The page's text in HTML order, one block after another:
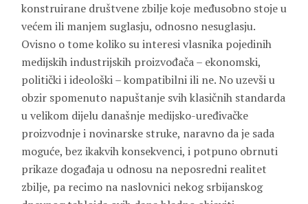
konstruirane društvene zbilje koje međusobno stoje u
većem ili manjem suglasju, odnosno nesuglasju.
Ovisno o tome koliko su interesi vlasnika pojedinih
medijskih industrijskih proizvođača – ekonomski,
politički i ideološki – kompatibilni ili ne. No uzevši u
obzir spomenuto napuštanje svih klasičnih standarda
u velikom dijelu današnje medijsko-uređivačke
proizvodnje i novinarske struke, naravno da je sada
moguće, bez ikakvih konsekvenci, i potpuno obrnuti
prikaze događaja u odnosu na neposredni realitet
zbilje, pa recimo na naslovnici nekog srbijanskog